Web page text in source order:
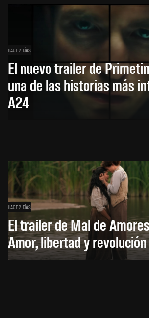
HACE 2 DÍAS
El nuevo trailer de
una de las historias más
A24
HACE 2 DÍAS
El trailer de Mal de
Amor, libertad y revolución